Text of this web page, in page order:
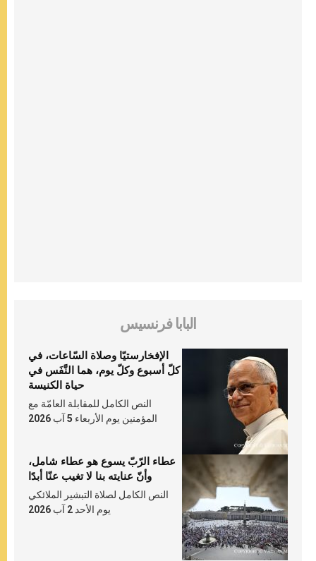
البابا فرنسيس
الإفخارستيّا وصلاة السّاعات، في
كلّ أسبوع وكلّ يوم، هما النَّفَس في
حياة الكنيسة
النص الكامل للمقابلة العامّة مع
المؤمنين يوم الأربعاء 5 آب 2026
عطاء الرّبّ يسوع هو عطاء شامل،
وأنّ عنايته بنا لا تغيب عنّا أبدًا
النص الكامل لصلاة التبشير الملائكي
يوم الأحد 2 آب 2026